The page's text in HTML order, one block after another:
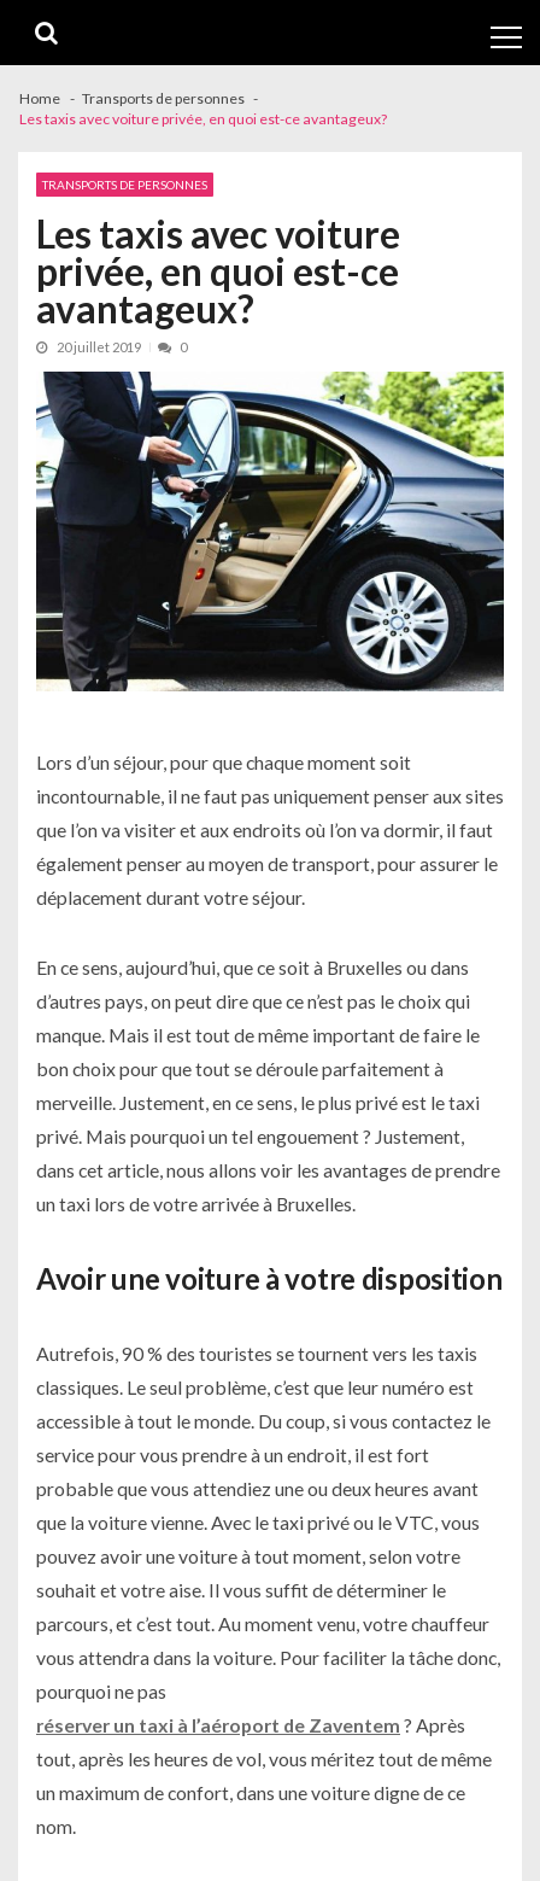
navigation
content
Home
Transports de personnes
Les taxis avec voiture privée, en quoi est-ce avantageux?
TRANSPORTS DE PERSONNES
Les taxis avec voiture
privée, en quoi est-ce
avantageux?
20 juillet 2019 0
Lors d’un séjour, pour que chaque moment soit
incontournable, il ne faut pas uniquement penser aux sites
que l’on va visiter et aux endroits où l’on va dormir, il faut
également penser au moyen de transport, pour assurer le
déplacement durant votre séjour.
En ce sens, aujourd’hui, que ce soit à Bruxelles ou dans
d’autres pays, on peut dire que ce n’est pas le choix qui
manque. Mais il est tout de même important de faire le
bon choix pour que tout se déroule parfaitement à
merveille. Justement, en ce sens, le plus privé est le taxi
privé. Mais pourquoi un tel engouement ? Justement,
dans cet article, nous allons voir les avantages de prendre
un taxi lors de votre arrivée à Bruxelles.
Avoir une voiture à votre disposition
Autrefois, 90 % des touristes se tournent vers les taxis
classiques. Le seul problème, c’est que leur numéro est
accessible à tout le monde. Du coup, si vous contactez le
service pour vous prendre à un endroit, il est fort
probable que vous attendiez une ou deux heures avant
que la voiture vienne. Avec le taxi privé ou le VTC, vous
pouvez avoir une voiture à tout moment, selon votre
souhait et votre aise. Il vous suffit de déterminer le
parcours, et c’est tout. Au moment venu, votre chauffeur
vous attendra dans la voiture. Pour faciliter la tâche donc,
pourquoi ne pas
réserver un taxi à l’aéroport de Zaventem ? Après
tout, après les heures de vol, vous méritez tout de même
un maximum de confort, dans une voiture digne de ce
nom.